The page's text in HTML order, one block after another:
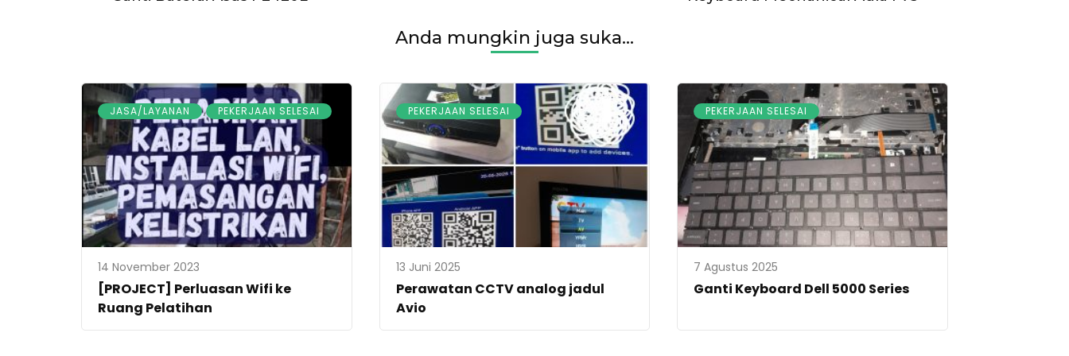
Anda mungkin juga suka...
JASA/LAYANAN , PEKERJAAN SELESAI
14 November 2023
[PROJECT] Perluasan Wifi ke
Ruang Pelatihan
PEKERJAAN SELESAI
13 Juni 2025
Perawatan CCTV analog jadul
Avio
PEKERJAAN SELESAI
7 Agustus 2025
Ganti Keyboard Dell 5000 Series